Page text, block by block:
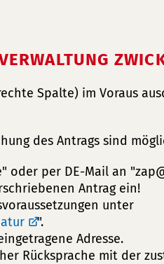
Spalte) im Voraus
des Antrags sind
" oder per DE-Mail an "zap
Antrag ein!
unter
".
Adresse.
Rücksprache mit der